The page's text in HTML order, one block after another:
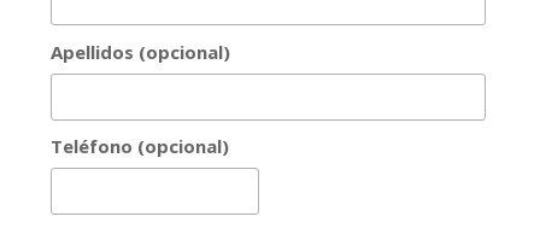
Apellidos (opcional)
Teléfono (opcional)